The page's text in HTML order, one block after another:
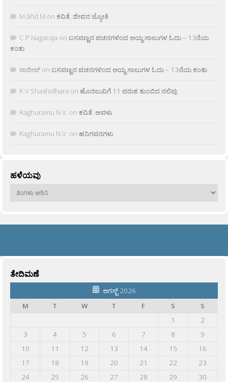
M âñd M on ಕವಿತೆ: ಜೀವನ ಜ್ಯೋತಿ
C.P.Nagaraja on ಬಸವಣ್ಣನ ವಚನಗಳಿಂದ ಆಯ್ದ ಸಾಲುಗಳ ಓದು – 13ನೆಯ
ಕಂತು
ರಾಜೀವ್ on ಬಸವಣ್ಣನ ವಚನಗಳಿಂದ ಆಯ್ದ ಸಾಲುಗಳ ಓದು – 13ನೆಯ ಕಂತು
K.V Shashidhara on ಹೊನಲುವಿಗೆ 11 ವರುಶ ತುಂಬಿದ ನಲಿವು
Raghuramu N.V. on ಕವಿತೆ: ಅವಳು
Raghuramu N.V. on ಹನಿಗವನಗಳು
ಹಳೆಯವು
ಹಳೆಯವು
ತೇದಿಮಣೆ
ಆಗಸ್ಟ್ 2026
M
T W T F S
S
1
2
3
4 5 6 7 8
9
10
11 12 13 14 15
16
17
18 19 20 21 22
23
24
25 26 27 28 29
30